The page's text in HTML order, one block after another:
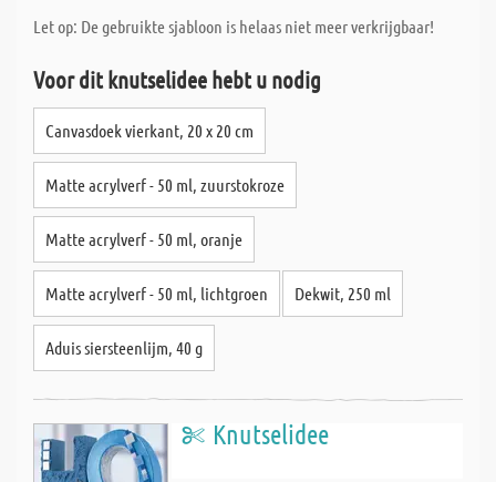
Let op: De gebruikte sjabloon is helaas niet meer verkrijgbaar!
Voor dit knutselidee hebt u nodig
Canvasdoek vierkant, 20 x 20 cm
Matte acrylverf - 50 ml, zuurstokroze
Matte acrylverf - 50 ml, oranje
Matte acrylverf - 50 ml, lichtgroen Dekwit, 250 ml
Aduis siersteenlijm, 40 g
Knutselidee